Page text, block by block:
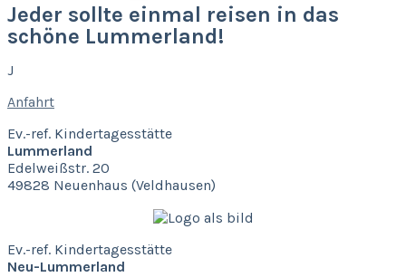
Jeder sollte einmal reisen in das
schöne Lummerland!
J
Anfahrt
Ev.-ref. Kindertagesstätte
Lummerland
Edelweißstr. 20
49828 Neuenhaus (Veldhausen)
Ev.-ref. Kindertagesstätte
Neu-Lummerland